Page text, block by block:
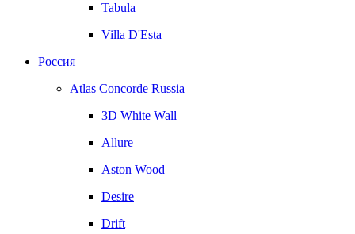
Tabula
Villa D'Esta
Россия
Atlas Concorde Russia
3D White Wall
Allure
Aston Wood
Desire
Drift